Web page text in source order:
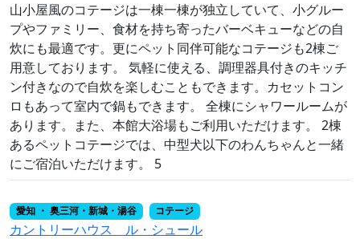
山小屋風のコテージは一棟一棟が独立していて、小グルー
プやファミリー、食材を持ち寄ったバーベキューなどの自
炊にも最適です。更にペット同伴可能なコテージも2棟ご
用意しております。 気軽に使える、調理器具付きのキッチ
ン付きなので自炊を楽しむこともできます。カセットコン
ロもあって室内で鍋もできます。 全棟にシャワールームが
あります。また、本館大浴場もご利用いただけます。 2棟
あるペットコテージでは、中型犬以下のわんちゃんと一緒
にご宿泊いただけます。 5
愛知 ・ 奥三河・新城・湯谷 コテージ
カントリーハウス ル・シュール